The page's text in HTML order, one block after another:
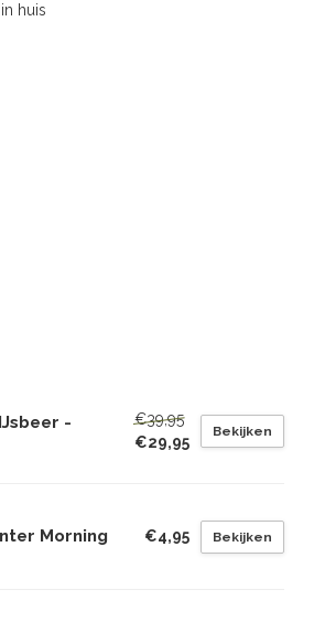
huis
-
€39,95
€29,95
Bekijken
Morning €4,95 Bekijken